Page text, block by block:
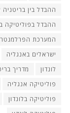
ההבדל בין
ההבדל בפוליטיקה
המערכת
ישראלים באנגליה
לונדון
מדריך
פוליטיקה אנגליה
פוליטיקה בלונדון